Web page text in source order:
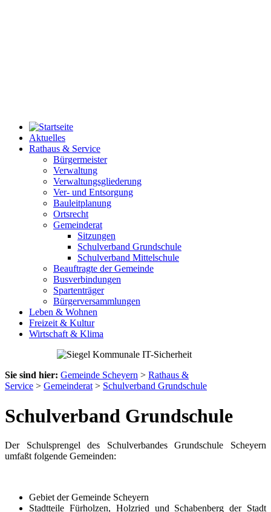
Aktuelles
Rathaus & Service
Bürgermeister
Verwaltung
Verwaltungsgliederung
Ver- und Entsorgung
Bauleitplanung
Ortsrecht
Gemeinderat
Sitzungen
Schulverband Grundschule
Schulverband Mittelschule
Beauftragte der Gemeinde
Busverbindungen
Spartenträger
Bürgerversammlungen
Leben & Wohnen
Freizeit & Kultur
Wirtschaft & Klima
Sie sind hier: Gemeinde Scheyern > Rathaus &
Service > Gemeinderat > Schulverband Grundschule
Schulverband Grundschule
Der Schulsprengel des Schulverbandes Grundschule Scheyern
umfaßt folgende Gemeinden:
Gebiet der Gemeinde Scheyern
Stadtteile Fürholzen, Holzried und Schabenberg der Stadt